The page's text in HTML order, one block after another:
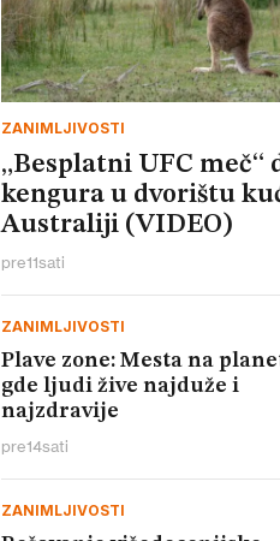
ZANIMLJIVOSTI
„Besplatni UFC meč“
kengura u dvorištu
Australiji (VIDEO)
pre11sati
ZANIMLJIVOSTI
Plave zone: Mesta na
gde ljudi žive najduže i
najzdravije
pre14sati
ZANIMLJIVOSTI